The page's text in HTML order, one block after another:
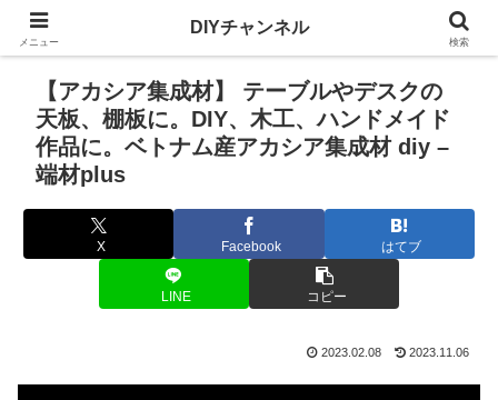
【アカシア集成材】 テーブルやデスクの
天板、棚板に。DIY、木工、ハンドメイド
作品に。ベトナム産アカシア集成材 diy –
端材plus
X Facebook はてブ
LINE コピー
2023.02.08 2023.11.06
メニュー
DIYチャンネル
検索